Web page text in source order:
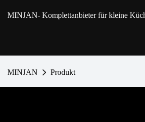
MINJAN- Komplettanbieter für kleine
MINJAN Produkt